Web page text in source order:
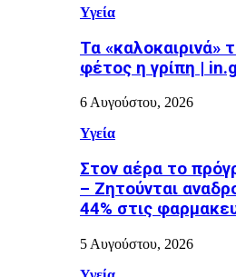
Υγεία
Τα «καλοκαιρινά»
φέτος η γρίπη |
6 Αυγούστου, 2026
Υγεία
Στον αέρα το
– Ζητούνται
44% στις
5 Αυγούστου, 2026